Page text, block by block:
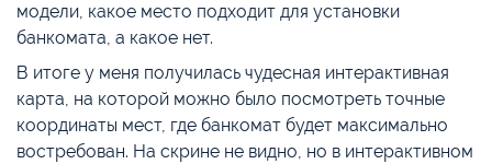
модели, какое место подходит для установки
банкомата, а какое нет.
В итоге у меня получилась чудесная интерактивная
карта, на которой можно было посмотреть точные
координаты мест, где банкомат будет максимально
востребован. На скрине не видно, но в интерактивном